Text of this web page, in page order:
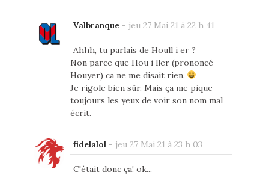
Valbranque- jeu 27 Mai 21 à 22 h 41
Ahhh, tu parlais de Houll i er ?
Non parce que Hou i ller (prononcé
Houyer) ca ne me disait rien.
Je rigole bien sûr. Mais ça me pique
toujours les yeux de voir son nom mal
écrit.
fidelalol - jeu 27 Mai 21 à 23 h 03
C'était donc ça! ok...